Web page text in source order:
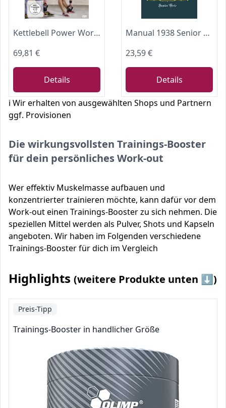
Kettlebell Power Workout plus
69,81 €
Details
Manual 1938 Senior Booster (Classic Reprint)
23,59 €
Details
ℹ️ Wir erhalten von ausgewählten Shops und Partnern
ggf. Provisionen
Die wirkungsvollsten Trainings-Booster
für dein persönliches Work-out
Wer effektiv Muskelmasse aufbauen und
konzentrierter trainieren möchte, kann dafür vor dem
Work-out einen Trainings-Booster zu sich nehmen. Die
speziellen Mittel werden als Pulver, Shots und Kapseln
angeboten. Wir haben im Folgenden verschiedene
Trainings-Booster für dich im Vergleich
Highlights (weitere Produkte unten ⬇️)
Preis-Tipp
Trainings-Booster in handlicher Größe